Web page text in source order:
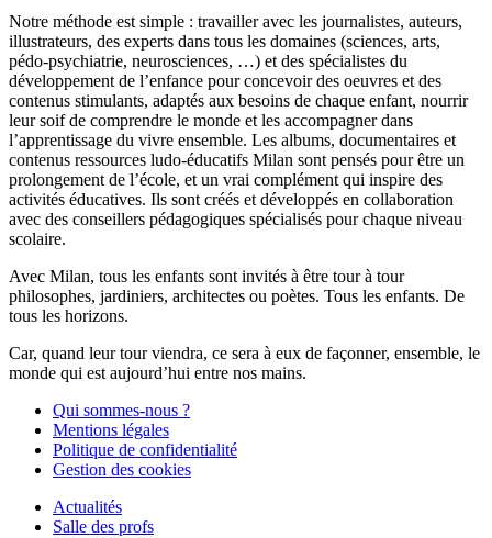
Notre méthode est simple : travailler avec les journalistes, auteurs,
illustrateurs, des experts dans tous les domaines (sciences, arts,
pédo-psychiatrie, neurosciences, …) et des spécialistes du
développement de l’enfance pour concevoir des oeuvres et des
contenus stimulants, adaptés aux besoins de chaque enfant, nourrir
leur soif de comprendre le monde et les accompagner dans
l’apprentissage du vivre ensemble. Les albums, documentaires et
contenus ressources ludo-éducatifs Milan sont pensés pour être un
prolongement de l’école, et un vrai complément qui inspire des
activités éducatives. Ils sont créés et développés en collaboration
avec des conseillers pédagogiques spécialisés pour chaque niveau
scolaire.
Avec Milan, tous les enfants sont invités à être tour à tour
philosophes, jardiniers, architectes ou poètes. Tous les enfants. De
tous les horizons.
Car, quand leur tour viendra, ce sera à eux de façonner, ensemble, le
monde qui est aujourd’hui entre nos mains.
Qui sommes-nous ?
Mentions légales
Politique de confidentialité
Gestion des cookies
Actualités
Salle des profs